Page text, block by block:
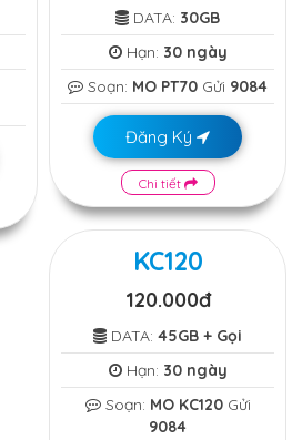
DATA: 30GB
Hạn: 30 ngày
Soạn: MO PT70 Gửi 9084
Đăng Ký
Chi tiết
KC120
120.000đ
DATA: 45GB + Gọi
Hạn: 30 ngày
Soạn: MO KC120Gửi
9084